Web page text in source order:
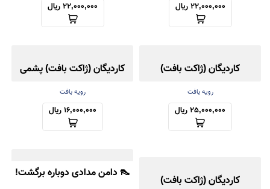
22,000,000 ریال 22,000,000 ریال
کاردیگان (ژاکت بافت)
کش‌باف پشمی
رویه بافت
25,000,000 ریال
کاردیگان (ژاکت بافت) پشمی
رویه بافت
16,000,000 ریال
کاردیگان (ژاکت بافت)
👠 دامن مدادی دوباره برگشت!